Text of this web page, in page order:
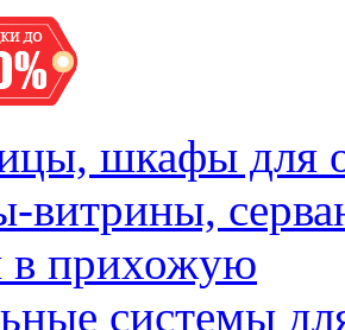
шкафы для
прихожую
системы